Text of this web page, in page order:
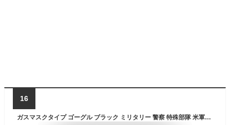
16
ガスマスクタイプ ゴーグル ブラック ミリタリー 警察 特殊部隊 米軍Ｍ40 フルフェイス サバゲー ファッション ポリスグッズ ゴーグルタイプ サバイバルゲーム 装備 フェイスマスク フェイスガード マスク サバゲーマスク コスプレ スチームパンク ハロウィン